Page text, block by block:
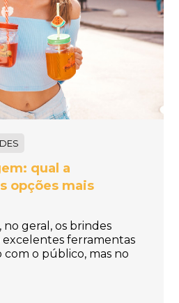
qual a
opções mais
no geral, os brindes
excelentes ferramentas
o público, mas no